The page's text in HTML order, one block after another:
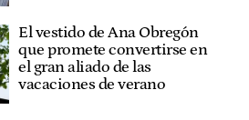
El vestido de Ana Obregón
que promete convertirse en
el gran aliado de las
vacaciones de verano